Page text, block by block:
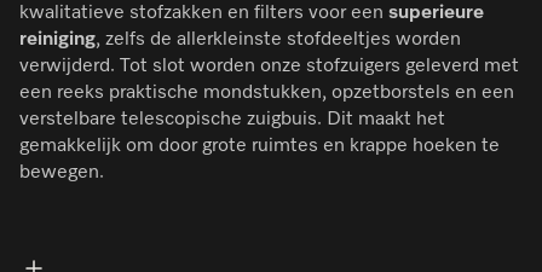
kwalitatieve stofzakken en filters voor een superieure
reiniging, zelfs de allerkleinste stofdeeltjes worden
verwijderd. Tot slot worden onze stofzuigers geleverd met
een reeks praktische mondstukken, opzetborstels en een
verstelbare telescopische zuigbuis. Dit maakt het
gemakkelijk om door grote ruimtes en krappe hoeken te
bewegen.